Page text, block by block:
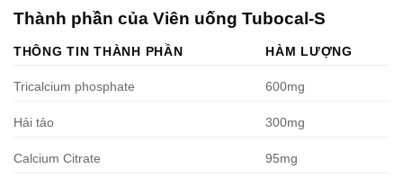
Thành phần của Viên uống Tubocal-S
THÔNG TIN THÀNH PHẦN HÀM LƯỢNG
Tricalcium phosphate 600mg
Hải tảo 300mg
Calcium Citrate 95mg